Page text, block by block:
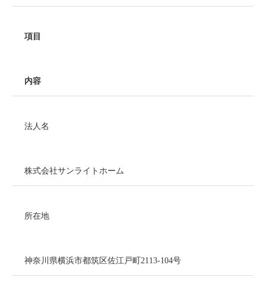
項目
内容
法人名
株式会社サンライトホーム
所在地
神奈川県横浜市都筑区佐江戸町2113-104号